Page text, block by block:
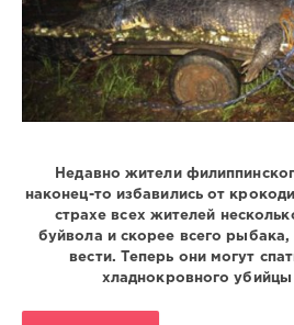
Недавно жители
наконец-то избавились от
страхе всех жителей
буйвола и скорее всего
вести. Теперь они могут
хладнокровного